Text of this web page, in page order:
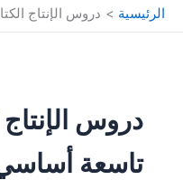
الرئيسية دروس الإنتاج
دروس
تاسعة